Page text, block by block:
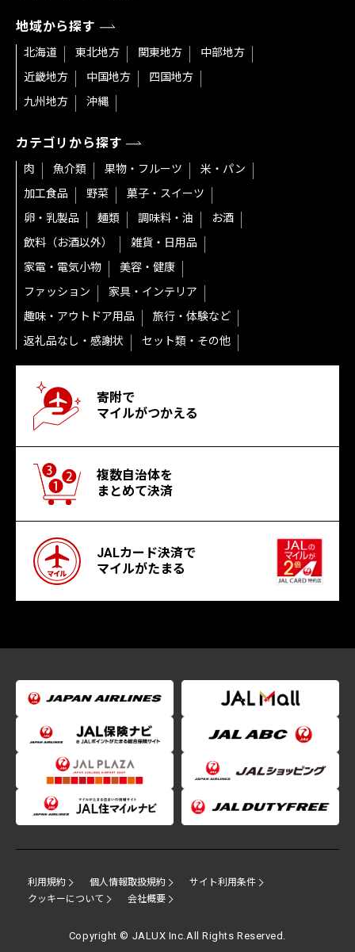
地域から探す
北海道 東北地方 関東地方
中部地方
近畿地方
中国地方
四国地方
九州地方
沖縄
カテゴリから探す
肉 魚介類 果物・フルーツ
米・パン
加工食品
野菜
菓子・スイーツ
卵・乳製品
麺類 調味料・油
お酒
飲料（お酒以外）
雑貨・日用品
家電・電気小物
美容・健康
ファッション
家具・インテリア
趣味・アウトドア用品
旅行・体験など
返礼品なし・感謝状
セット類・その他
寄附で
マイルがつかえる
複数自治体を
まとめて決済
JALカード決済で
マイルがたまる
利用規約 個人情報取扱規約
サイト利用条件
クッキーについて
会社概要
Copyright © JALUX Inc.All Rights Reserved.